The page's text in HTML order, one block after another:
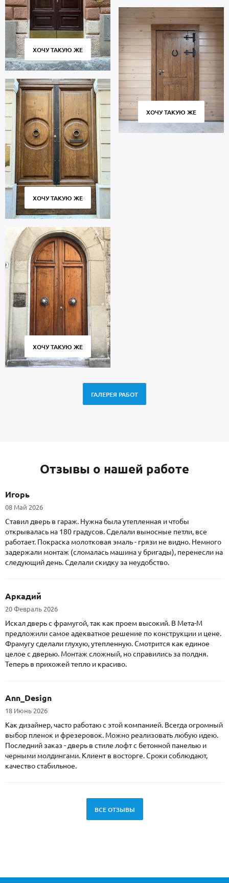
ХОЧУ ТАКУЮ ЖЕ
ХОЧУ ТАКУЮ ЖЕ
ХОЧУ ТАКУЮ ЖЕ
ХОЧУ ТАКУЮ ЖЕ
ГАЛЕРЕЯ РАБОТ
Отзывы о нашей работе
Игорь
08 Май 2026
Ставил дверь в гараж. Нужна была утепленная и чтобы
открывалась на 180 градусов. Сделали выносные петли, все
работает. Покраска молотковая эмаль - грязи не видно. Немного
задержали монтаж (сломалась машина у бригады), перенесли на
следующий день. Сделали скидку за неудобство.
Аркадий
20 Февраль 2026
Искал дверь с фрамугой, так как проем высокий. В Мета-М
предложили самое адекватное решение по конструкции и цене.
Фрамугу сделали глухую, утепленную. Смотрится как единое
целое с дверью. Монтаж сложный, но справились за полдня.
Теперь в прихожей тепло и красиво.
Ann_Design
18 Июнь 2026
Как дизайнер, часто работаю с этой компанией. Всегда огромный
выбор пленок и фрезеровок. Можно реализовать любую идею.
Последний заказ - дверь в стиле лофт с бетонной панелью и
черными молдингами. Клиент в восторге. Сроки соблюдают,
качество стабильное.
ВСЕ ОТЗЫВЫ